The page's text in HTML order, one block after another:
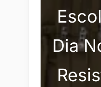
Dia